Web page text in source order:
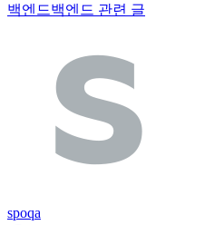
백엔드백엔드 관련 글
spoqa